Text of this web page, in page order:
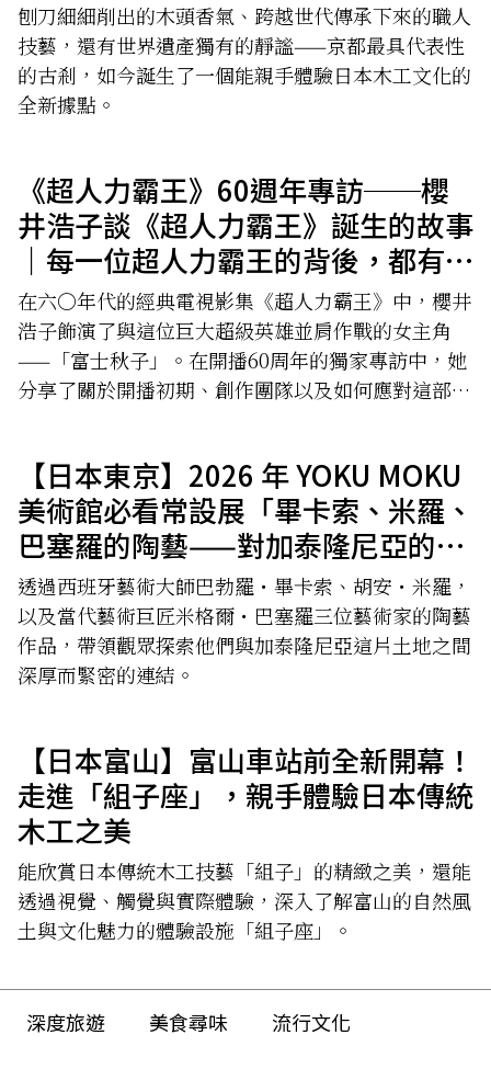
刨刀細細削出的木頭香氣、跨越世代傳承下來的職人
技藝，還有世界遺產獨有的靜謐——京都最具代表性
的古剎，如今誕生了一個能親手體驗日本木工文化的
全新據點。
《超人力霸王》60週年專訪──櫻
井浩子談《超人力霸王》誕生的故事
｜每一位超人力霸王的背後，都有一
位「超人女英雄」
在六〇年代的經典電視影集《超人力霸王》中，櫻井
浩子飾演了與這位巨大超級英雄並肩作戰的女主角
——「富士秋子」。在開播60周年的獨家專訪中，她
分享了關於開播初期、創作團隊以及如何應對這部開
【日本東京】2026 年 YOKU MOKU
美術館必看常設展「畢卡索、米羅、
巴塞羅的陶藝——對加泰隆尼亞的愛
——」
透過西班牙藝術大師巴勃羅・畢卡索、胡安・米羅，
以及當代藝術巨匠米格爾・巴塞羅三位藝術家的陶藝
作品，帶領觀眾探索他們與加泰隆尼亞這片土地之間
深厚而緊密的連結。
【日本富山】富山車站前全新開幕！
走進「組子座」，親手體驗日本傳統
木工之美
能欣賞日本傳統木工技藝「組子」的精緻之美，還能
透過視覺、觸覺與實際體驗，深入了解富山的自然風
土與文化魅力的體驗設施「組子座」。
深度旅遊 美食尋味
流行文化